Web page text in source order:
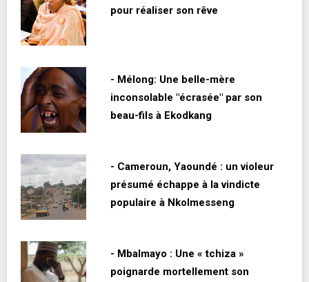
pour réaliser son rêve
- Mélong: Une belle-mère
inconsolable "écrasée" par son
beau-fils à Ekodkang
- Cameroun, Yaoundé : un violeur
présumé échappe à la vindicte
populaire à Nkolmesseng
- Mbalmayo : Une « tchiza »
poignarde mortellement son